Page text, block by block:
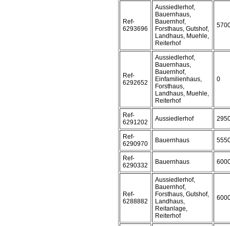
Ref-
6293696
Aussiedlerhof,
Bauernhaus,
Bauernhof,
Forsthaus, Gutshof,
Landhaus, Muehle,
Reiterhof
Ref-
6292652
Aussiedlerhof,
Bauernhaus,
Bauernhof,
Einfamilienhaus,
Forsthaus,
Landhaus, Muehle,
Reiterhof
0
Ref-
6291202
Aussiedlerhof
Ref-
6290970
Bauernhaus
Ref-
6290332
Bauernhaus
Ref-
6288882
Aussiedlerhof,
Bauernhof,
Forsthaus, Gutshof,
Landhaus,
Reitanlage,
Reiterhof